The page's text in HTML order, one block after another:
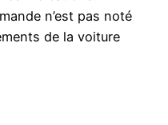
n’est pas noté
de la voiture